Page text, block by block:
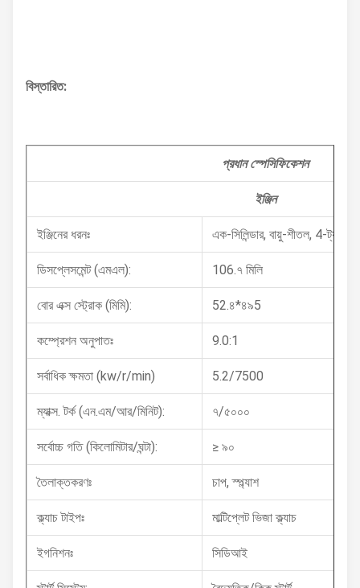
বিস্তারিত:
প্রধান স্পেসিফিকেশন
ইঞ্জিন
ইঞ্জিনের ধরনঃ এক-সিলিন্ডার, বায়ু-শীতল, 4-ট্যাক্ট
ডিসপ্লেসমেন্ট (এমএল): 106.৭ মিলি
বোর এক্স স্ট্রোক (মিমি): 52.৪*৪৯5
কম্প্রেশন অনুপাতঃ 9.0:1
সর্বাধিক ক্ষমতা (kw/r/min) 5.2/7500
ম্যাক্স. টর্ক (এন.এম/আর/মিনিট): ৭/৫০০০
সর্বোচ্চ গতি (কিলোমিটার/ঘন্টা): ≥ ৯০
তৈলাক্তকরণঃ চাপ, স্প্ল্যাশ
ক্ল্যাচ টাইপঃ মাল্টিপ্লেট ভিজা ক্ল্যাচ
ইগনিশনঃ সিডিআই